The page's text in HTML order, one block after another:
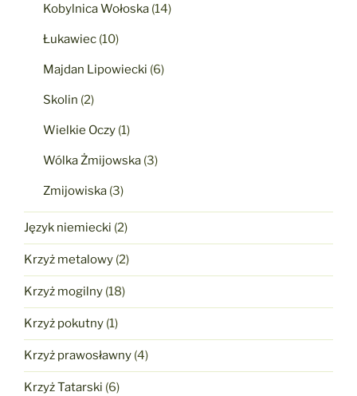
Kobylnica Wołoska (14)
Łukawiec (10)
Majdan Lipowiecki (6)
Skolin (2)
Wielkie Oczy (1)
Wólka Żmijowska (3)
Zmijowiska (3)
Język niemiecki (2)
Krzyż metalowy (2)
Krzyż mogilny (18)
Krzyż pokutny (1)
Krzyż prawosławny (4)
Krzyż Tatarski (6)